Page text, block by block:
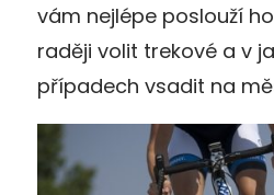
vám nejlépe poslouží
raději volit trekové a v
případech vsadit na